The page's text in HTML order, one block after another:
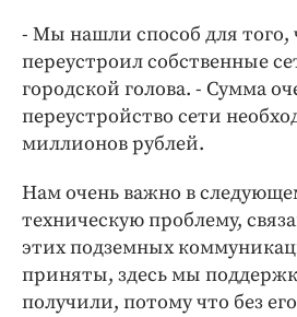
- Мы нашли способ для того,
переустроил собственные
городской голова. - Сумма
переустройство сети
миллионов рублей.
Нам очень важно в
техническую проблему,
этих подземных
приняты, здесь мы
получили, потому что без